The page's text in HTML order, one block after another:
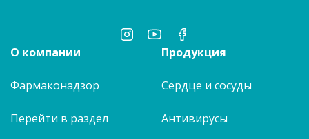
О компании
Фармаконадзор
Перейти в раздел
Продукция
Сердце и сосуды
Антивирусы